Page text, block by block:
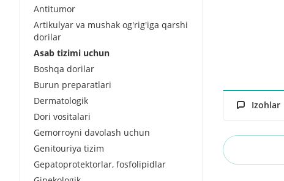
Izohlar
Antitumor
Artikulyar va mushak og'rig'iga qarshi
dorilar
Asab tizimi uchun
Boshqa dorilar
Burun preparatlari
Dermatologik
Dori vositalari
Gemorroyni davolash uchun
Genitouriya tizim
Gepatoprotektorlar, fosfolipidlar